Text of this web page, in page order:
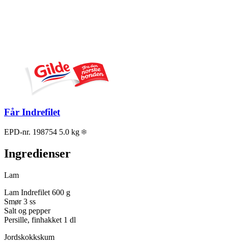
Får Indrefilet
EPD-nr. 198754 5.0 kg
Ingredienser
Lam
Lam Indrefilet 600 g
Smør 3 ss
Salt og pepper
Persille, finhakket 1 dl
Jordskokkskum